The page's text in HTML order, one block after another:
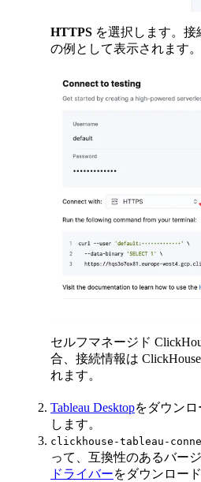
HTTPS を選択します。接
の例として表示されます。
セルフマネージド
合、接続情報は
れます。
Tableau Desktopをダウン
します。
clickhouse-tableau-
って、互換性のあるバー
ドライバーをダウンロー